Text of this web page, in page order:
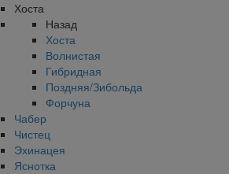
Хоста
Назад
Хоста
Волнистая
Гибридная
Поздняя/Зибольда
Форчуна
Чабер
Чистец
Эхинацея
Яснотка